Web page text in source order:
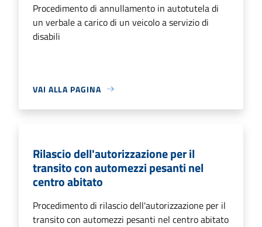
Procedimento di annullamento in autotutela di
un verbale a carico di un veicolo a servizio di
disabili
VAI ALLA PAGINA
Rilascio dell'autorizzazione per il
transito con automezzi pesanti nel
centro abitato
Procedimento di rilascio dell'autorizzazione per il
transito con automezzi pesanti nel centro abitato